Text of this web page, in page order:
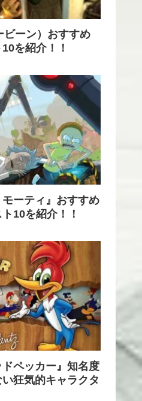
ーン）おすすめ
を紹介！！
モーティ』おすすめ
10を紹介！！
ドペッカー』知名度
狂気的キャラクタ